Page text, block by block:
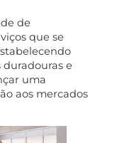
de
que se
duradouras e
uma
aos mercados